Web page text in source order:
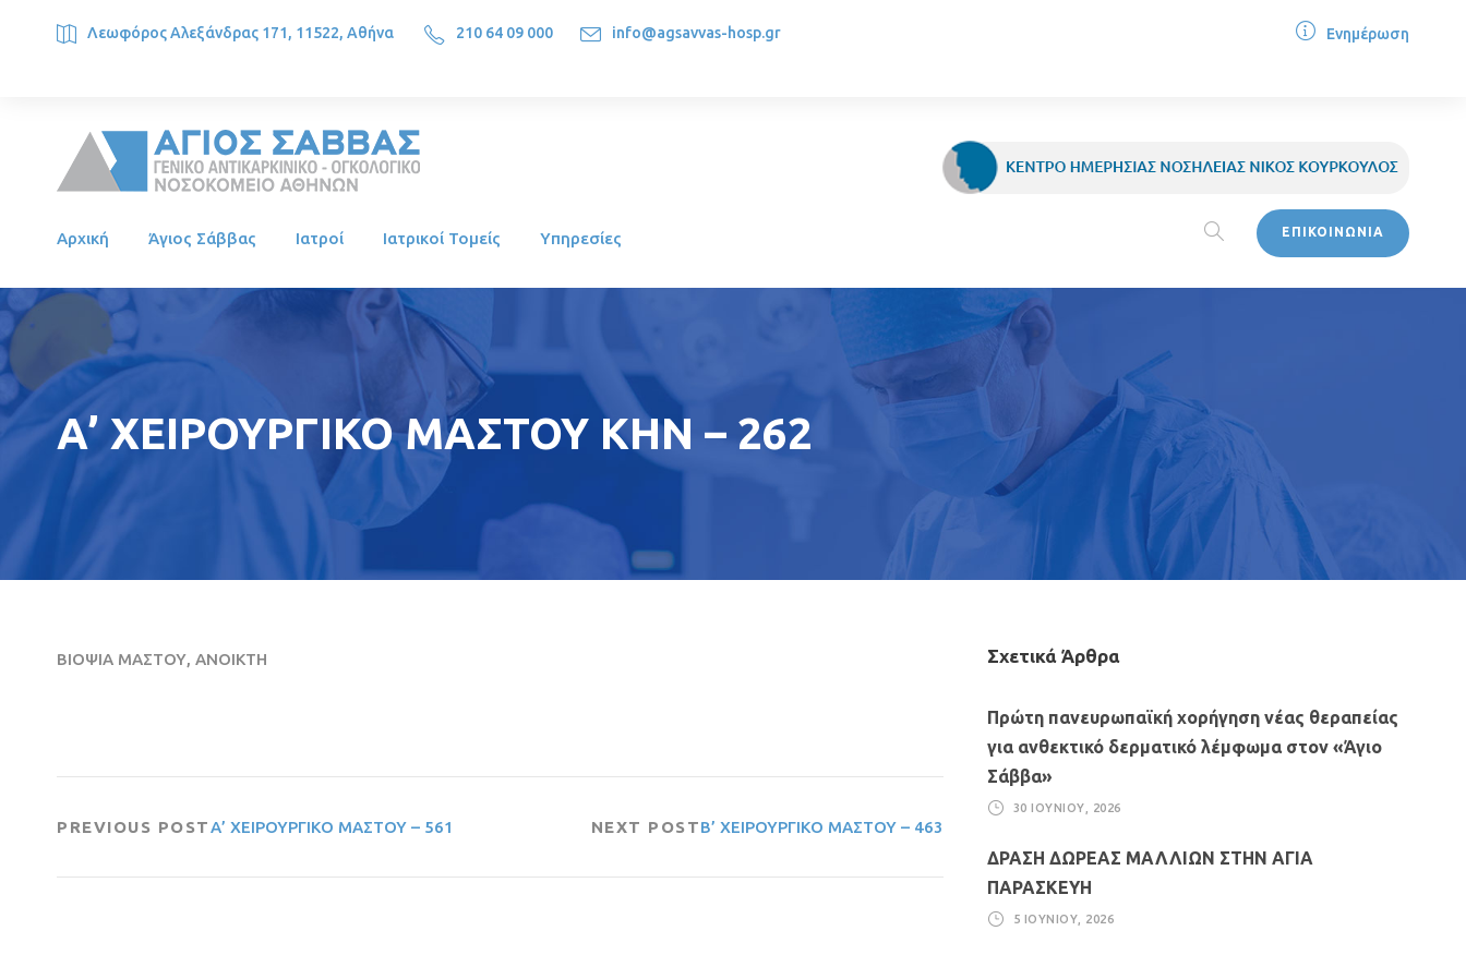
Λεωφόρος Αλεξάνδρας 171, 11522, Αθήνα 210 64 09 000 info@agsavvas-hosp.gr Ενημέρωση
Αρχική Άγιος Σάββας Ιατροί Ιατρικοί Τομείς Υπηρεσίες ΕΠΙΚΟΙΝΩΝΙΑ
Α’ ΧΕΙΡΟΥΡΓΙΚΟ ΜΑΣΤΟΥ ΚΗΝ – 262
ΒΙΟΨΙΑ ΜΑΣΤΟΥ, ΑΝΟΙΚΤΗ
PREVIOUS POSTΑ’ ΧΕΙΡΟΥΡΓΙΚΟ ΜΑΣΤΟΥ – 561 NEXT POSTΒ’ ΧΕΙΡΟΥΡΓΙΚΟ ΜΑΣΤΟΥ – 463
Σχετικά Άρθρα
Πρώτη πανευρωπαϊκή χορήγηση νέας θεραπείας
για ανθεκτικό δερματικό λέμφωμα στον «Άγιο
Σάββα»
30 ΙΟΥΝΊΟΥ, 2026
ΔΡΑΣΗ ΔΩΡΕΑΣ ΜΑΛΛΙΩΝ ΣΤΗΝ ΑΓΙΑ
ΠΑΡΑΣΚΕΥΗ
5 ΙΟΥΝΊΟΥ, 2026